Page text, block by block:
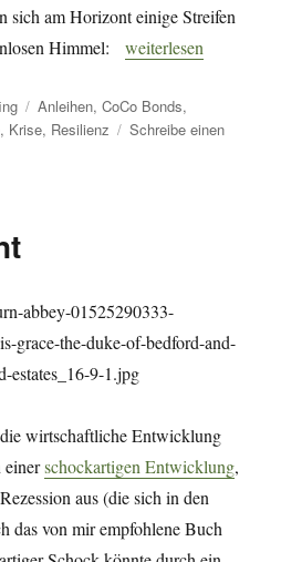
sich am Horizont einige Streifen
Himmel:„Morning Briefing –
weiterlesen
Schlagwörter
Anleihen,CoCo Bonds,
, Krise, Resilienz
Schreibe einen
wirtschaftliche Entwicklung
einerschockartigen Entwicklung,
aus (die sich in den
das von mir empfohlene Buch